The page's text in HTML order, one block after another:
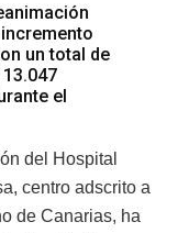
un total de
el
del Hospital
centro adscrito a
de Canarias, ha